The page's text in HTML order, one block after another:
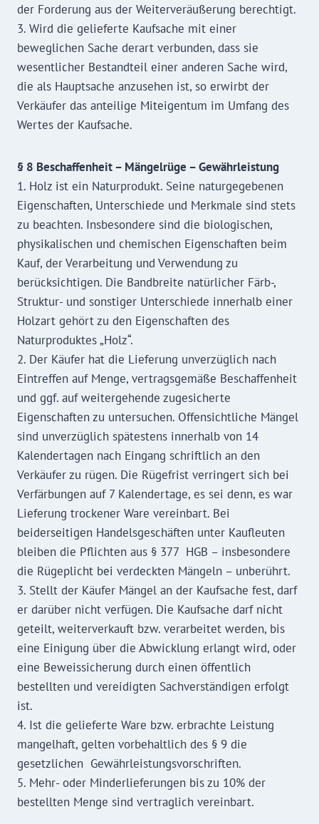
der Forderung aus der Weiterveräußerung berechtigt.
3. Wird die gelieferte Kaufsache mit einer
beweglichen Sache derart verbunden, dass sie
wesentlicher Bestandteil einer anderen Sache wird,
die als Hauptsache anzusehen ist, so erwirbt der
Verkäufer das anteilige Miteigentum im Umfang des
Wertes der Kaufsache.
§ 8 Beschaffenheit – Mängelrüge – Gewährleistung
1. Holz ist ein Naturprodukt. Seine naturgegebenen
Eigenschaften, Unterschiede und Merkmale sind stets
zu beachten. Insbesondere sind die biologischen,
physikalischen und chemischen Eigenschaften beim
Kauf, der Verarbeitung und Verwendung zu
berücksichtigen. Die Bandbreite natürlicher Färb-,
Struktur- und sonstiger Unterschiede innerhalb einer
Holzart gehört zu den Eigenschaften des
Naturproduktes „Holz“.
2. Der Käufer hat die Lieferung unverzüglich nach
Eintreffen auf Menge, vertragsgemäße Beschaffenheit
und ggf. auf weitergehende zugesicherte
Eigenschaften zu untersuchen. Offensichtliche Mängel
sind unverzüglich spätestens innerhalb von 14
Kalendertagen nach Eingang schriftlich an den
Verkäufer zu rügen. Die Rügefrist verringert sich bei
Verfärbungen auf 7 Kalendertage, es sei denn, es war
Lieferung trockener Ware vereinbart. Bei
beiderseitigen Handelsgeschäften unter Kaufleuten
bleiben die Pflichten aus § 377 HGB – insbesondere
die Rügeplicht bei verdeckten Mängeln – unberührt.
3. Stellt der Käufer Mängel an der Kaufsache fest, darf
er darüber nicht verfügen. Die Kaufsache darf nicht
geteilt, weiterverkauft bzw. verarbeitet werden, bis
eine Einigung über die Abwicklung erlangt wird, oder
eine Beweissicherung durch einen öffentlich
bestellten und vereidigten Sachverständigen erfolgt
ist.
4. Ist die gelieferte Ware bzw. erbrachte Leistung
mangelhaft, gelten vorbehaltlich des § 9 die
gesetzlichen Gewährleistungsvorschriften.
5. Mehr- oder Minderlieferungen bis zu 10% der
bestellten Menge sind vertraglich vereinbart.